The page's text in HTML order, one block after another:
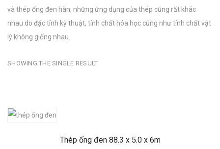
và thép ống đen hàn, những ứng dụng của thép cũng rất khác
nhau do đặc tính kỹ thuật, tính chất hóa học cũng như tính chất vật
lý không giống nhau.
SHOWING THE SINGLE RESULT
Thép ống đen 88.3 x 5.0 x 6m